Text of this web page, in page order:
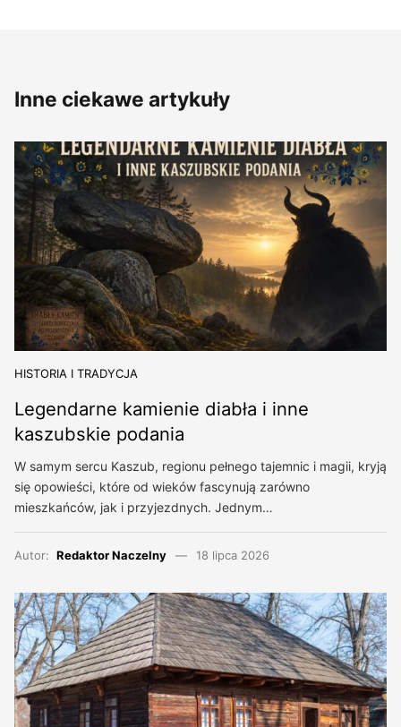
Inne ciekawe artykuły
HISTORIA I TRADYCJA
Legendarne kamienie diabła i inne
kaszubskie podania
W samym sercu Kaszub, regionu pełnego tajemnic i magii, kryją
się opowieści, które od wieków fascynują zarówno
mieszkańców, jak i przyjezdnych. Jednym…
Autor: Redaktor Naczelny 18 lipca 2026